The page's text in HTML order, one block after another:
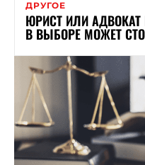
ДРУГОЕ
ЮРИСТ ИЛИ
В ВЫБОРЕ МОЖЕТ